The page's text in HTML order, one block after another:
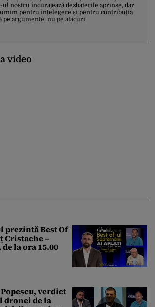
ul nostru încurajează dezbaterile aprinse, dar
pentru înțelegere și pentru contribuția
pe argumente, nu pe atacuri.
video
prezintă Best Of
Cristache –
la ora 15.00
verdict
dronei de la